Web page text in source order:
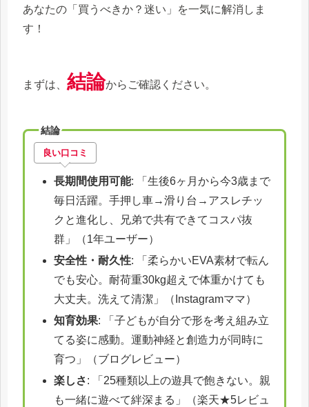
あなたの「買うべきか？迷い」を一気に解消しま
す！
まずは、 結論からご確認ください。
結論
良い口コミ
長期間使用可能: 「生後6ヶ月から今3歳まで
毎日活躍。手押し車→滑り台→アスレチッ
クと進化し、兄弟で共有できてコスパ抜
群」（1年ユーザー）
安全性・耐久性: 「柔らかいEVA素材で転ん
でも安心。耐荷重30kg超えで体重かけても
大丈夫。洗えて清潔」（Instagramママ）
知育効果: 「子どもが自分で形を考え組み立
てる姿に感動。運動神経と創造力が同時に
育つ」（ブログレビュー）
楽しさ: 「25種類以上の遊具で飽きない。親
も一緒に遊べて絆深まる」（楽天★5レビュ